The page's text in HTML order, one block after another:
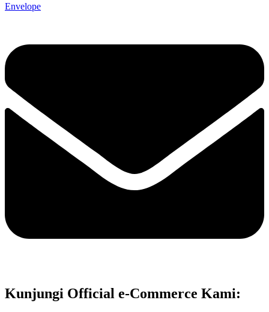
Envelope
Kunjungi Official e-Commerce Kami: